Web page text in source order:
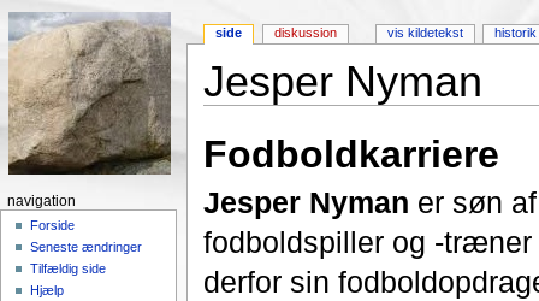
Jesper Nyman
Fodboldkarriere
Jesper Nyman er søn
fodboldspiller og -træner
derfor sin
side diskussion vis kildetekst historik
navigation
Forside
Seneste ændringer
Tilfældig side
Hjælp